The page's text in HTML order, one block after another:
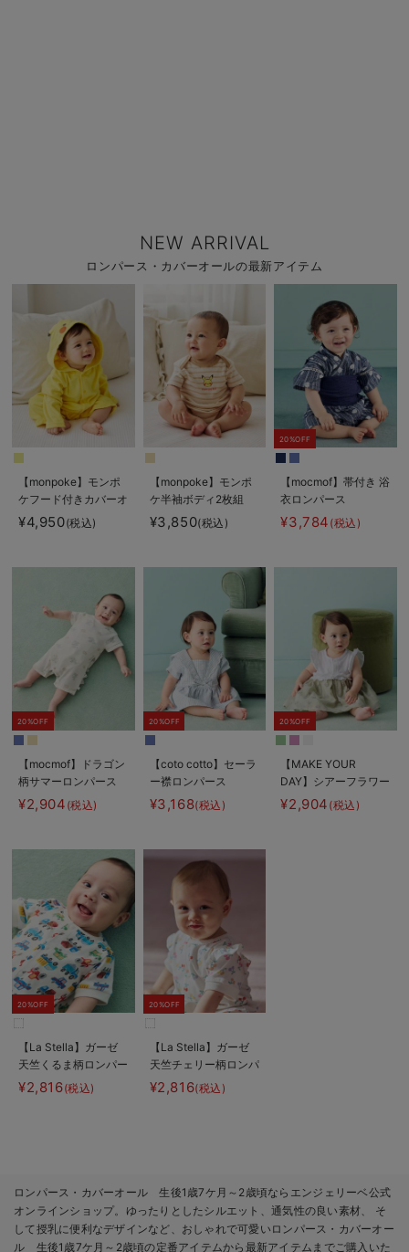
NEW ARRIVAL
ロンパース・カバーオールの最新アイテム
【monpoke】モンポ
ケフード付きカバーオ
ール
¥4,950(税込)
【monpoke】モンポ
ケ半袖ボディ2枚組
¥3,850(税込)
20%OFF
【mocmof】帯付き 浴
衣ロンパース
¥3,784 (税込)
20%OFF
【mocmof】ドラゴン
柄サマーロンパース
¥2,904 (税込)
20%OFF
【coto cotto】セーラ
ー襟ロンパース
¥3,168(税込)
20%OFF
【MAKE YOUR
DAY】シアーフラワー
ロンパース
¥2,904 (税込)
20%OFF
【La Stella】ガーゼ
天竺くるま柄ロンパー
ス
¥2,816(税込)
20%OFF
【La Stella】ガーゼ
天竺チェリー柄ロンパ
ース
¥2,816(税込)
ロンパース・カバーオール 生後1歳7ケ月～2歳頃ならエンジェリーベ公式
オンラインショップ。ゆったりとしたシルエット、通気性の良い素材、 そ
して授乳に便利なデザインなど、おしゃれで可愛いロンパース・カバーオー
ル 生後1歳7ケ月～2歳頃の定番アイテムから最新アイテムまでご購入いた